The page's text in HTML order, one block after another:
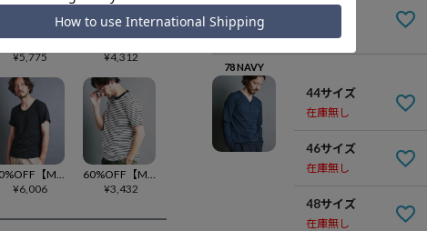
50%OFF【Magine(マージン)】HEAVY CTN URAKE LIKE HENLY-N L-S ヘンリーネックカットソー(2512-024)
¥5,775
60%OFF【Magine(マージン)】BD CTN V-N HENLY S-S Tシャツ(2522-016)
¥4,312
30%OFF【Magine(マージン)】SUPIMA CTN BASIC U-N TEE S-S Tシャツ(2522-015)
¥6,006
60%OFF【Magine(マージン)】CTN BORDER C-N TEE S-S ボーダーTシャツ(2422-020)
¥3,432
48サイズ
78 NAVY
44サイズ
在庫無し
46サイズ
在庫無し
48サイズ
在庫無し